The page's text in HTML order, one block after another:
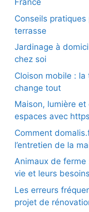
France
Conseils
terrasse
Jardinage à
chez soi
Cloison mobile :
change tout
Maison, lumière
espaces avec
Comment
l’entretien de la
Animaux de
vie et leurs
Les erreurs
projet de